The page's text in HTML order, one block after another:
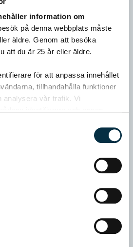
information om
på denna webbplats måste
äldre. Genom att besöka
att du är 25 år eller äldre.
för att anpassa innehållet
tillhandahålla funktioner
analysera vår trafik. Vi
som vi samarbetar med.
informationen med annan
tillhandahållit eller som de har
deras tjänster.
Appassimento
Edizione Box
KÖP 269 KR
A Alpha Zeta